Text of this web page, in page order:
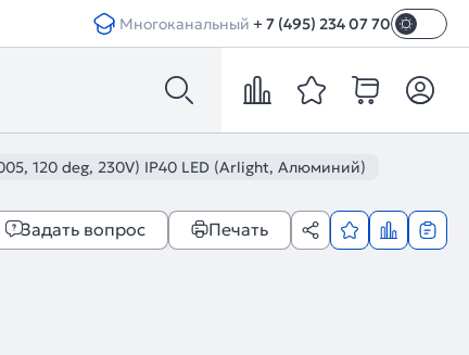
Многоканальный + 7 (495) 234 07 70
120 deg, 230V) IP40 LED (Arlight, Алюминий)
Задать вопрос Печать